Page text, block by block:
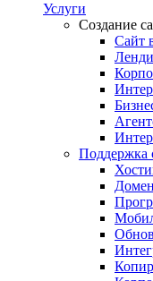
Услуги
Создание
Сайт
Поддержка